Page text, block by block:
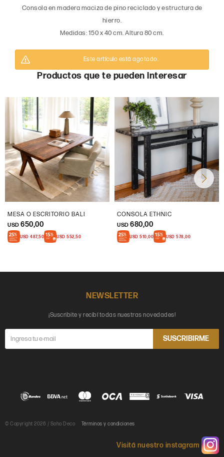
Consola en madera maciza de pino reciclado y estructura de
hierro.
Medidas: 150 x 40 cm. Altura 80 cm.
Este artículo está agotado.
Productos que te pueden interesar
MESA O ESCRITORIO BALI
USD 650,00
USD 487,50 USD 552,50
CONSOLA ETHNIC
USD 680,00
USD 510,00 USD 578,00
NEWSLETTER
¡Suscribite y recibí todas nuestras novedades!
SUSCRIBIRME

© Copyright 2026 / Soho Deco Términos y condiciones